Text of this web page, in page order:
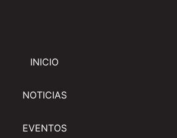
INICIO
NOTICIAS
EVENTOS